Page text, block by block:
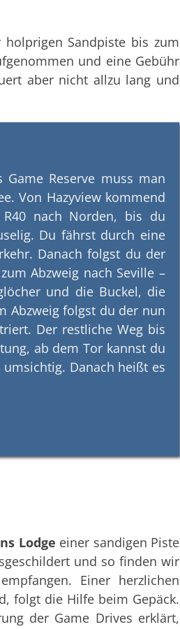
Sandpiste bis zum
und eine Gebühr
aber nicht allzu lang und
Reserve muss man
Von Hazyview kommend
nach Norden, bis du
Du fährst durch eine
Danach folgst du der
Abzweig nach Seville –
und die Buckel, die
Abzweig folgst du der nun
Der restliche Weg bis
ab dem Tor kannst du
Danach heißt es
Lodge einer sandigen Piste
und so finden wir
Einer herzlichen
folgt die Hilfe beim Gepäck.
der Game Drives erklärt,